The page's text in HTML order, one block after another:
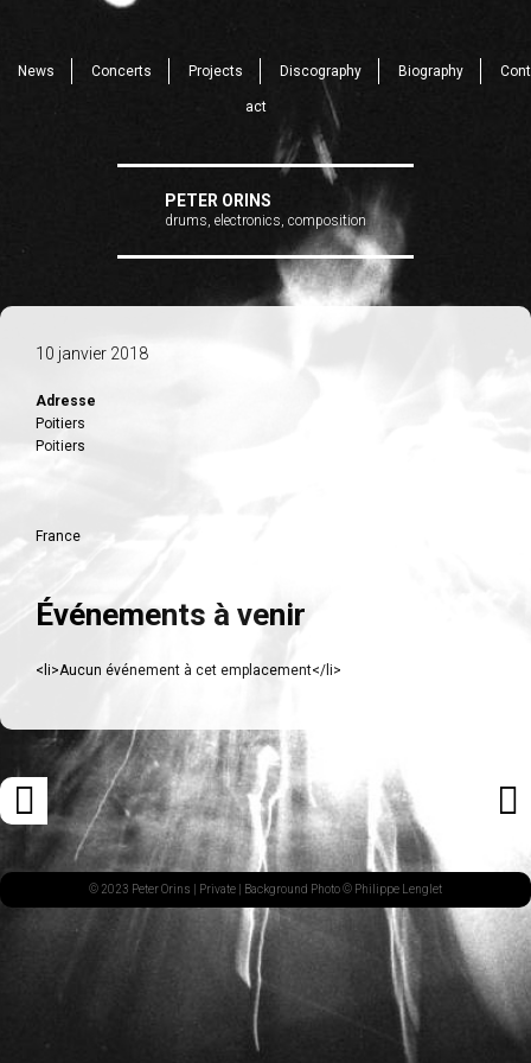
News Concerts Projects Discography Biography Cont
act
PETER ORINS
drums, electronics, composition
10 janvier 2018
Adresse
Poitiers
Poitiers
France
Événements à venir
<li>Aucun événement à cet emplacement</li>
Navigation
des
articles
ARTICLE
PRÉCÉDENT© 2023 Peter Orins | Private | Background Photo © Philippe Lenglet